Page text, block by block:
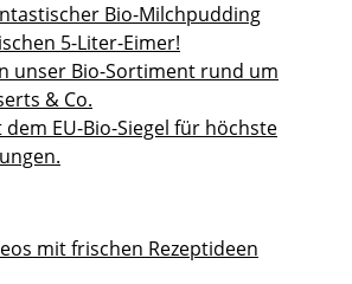
Bio-Milchpudding
5-Liter-Eimer!
unser Bio-Sortiment rund um
& Co.
EU-Bio-Siegel für höchste